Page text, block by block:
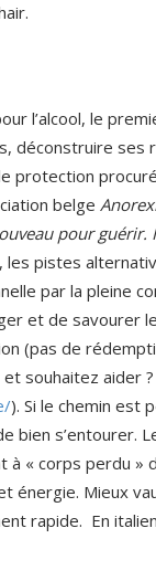
l’alcool, le
déconstruire
protection
belge
pour
pistes
par la pleine
et de savourer
(pas de
et souhaitez aider
). Si le chemin est
bien s’entourer.
à « corps perdu »
énergie. Mieux
rapide. En